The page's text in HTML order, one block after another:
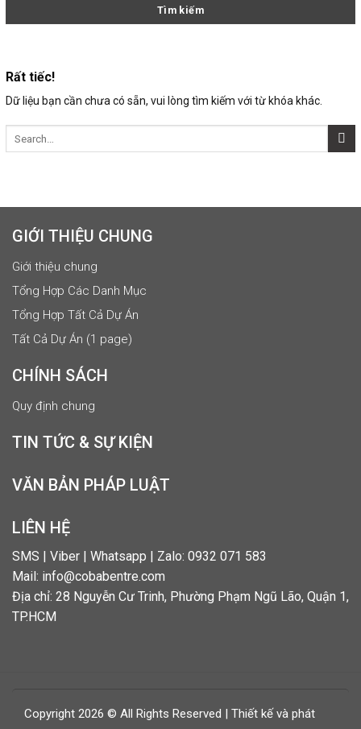
Rất tiếc!
Dữ liệu bạn cần chưa có sẵn, vui lòng tìm kiếm với từ khóa khác.
GIỚI THIỆU CHUNG
Giới thiệu chung
Tổng Hợp Các Danh Mục
Tổng Hợp Tất Cả Dự Án
Tất Cả Dự Án (1 page)
CHÍNH SÁCH
Quy định chung
TIN TỨC & SỰ KIỆN
VĂN BẢN PHÁP LUẬT
LIÊN HỆ
SMS | Viber | Whatsapp | Zalo: 0932 071 583
Mail: info@cobabentre.com
Địa chỉ: 28 Nguyễn Cư Trinh, Phường Phạm Ngũ Lão, Quận 1,
TP.HCM
Copyright 2026 © All Rights Reserved | Thiết kế và phát